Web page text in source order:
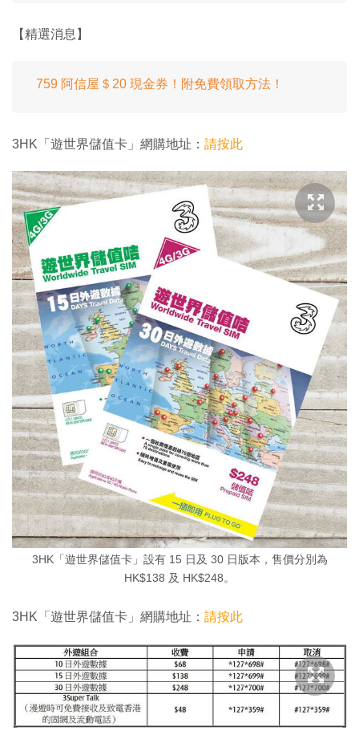
【精選消息】
759 阿信屋＄20 現金券！附免費領取方法！
3HK「遊世界儲值卡」網購地址： 請按此
3HK「遊世界儲值卡」設有 15 日及 30 日版本，售價分別為
HK$138 及 HK$248。
3HK「遊世界儲值卡」網購地址： 請按此